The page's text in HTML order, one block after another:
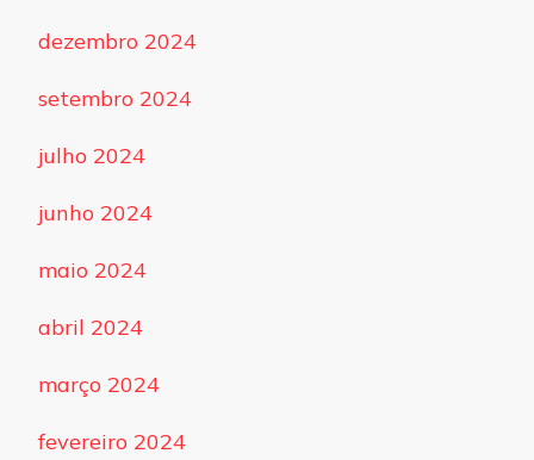
dezembro 2024
setembro 2024
julho 2024
junho 2024
maio 2024
abril 2024
março 2024
fevereiro 2024